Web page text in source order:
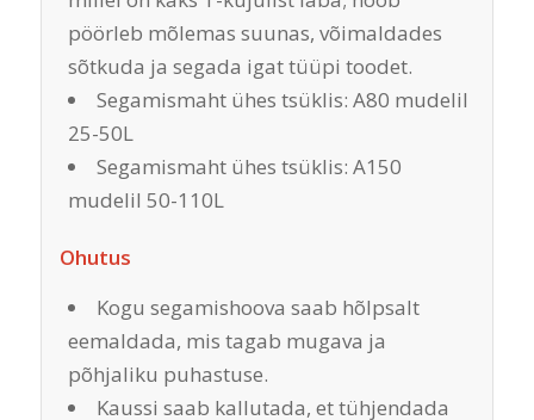
pöörleb mõlemas suunas, võimaldades
sõtkuda ja segada igat tüüpi toodet.
Segamismaht ühes tsüklis: A80 mudelil
25-50L
Segamismaht ühes tsüklis: A150
mudelil 50-110L
Ohutus
Kogu segamishoova saab hõlpsalt
eemaldada, mis tagab mugava ja
põhjaliku puhastuse.
Kaussi saab kallutada, et tühjendada